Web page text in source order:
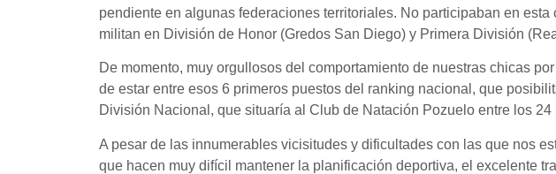
pendiente en algunas federaciones territoriales. No participaban en
militan en División de Honor (Gredos San Diego) y Primera División
De momento, muy orgullosos del comportamiento de nuestras chicas
de estar entre esos 6 primeros puestos del ranking nacional, que
División Nacional, que situaría al Club de Natación Pozuelo entre los
A pesar de las innumerables vicisitudes y dificultades con las que nos
que hacen muy difícil mantener la planificación deportiva, el excelente